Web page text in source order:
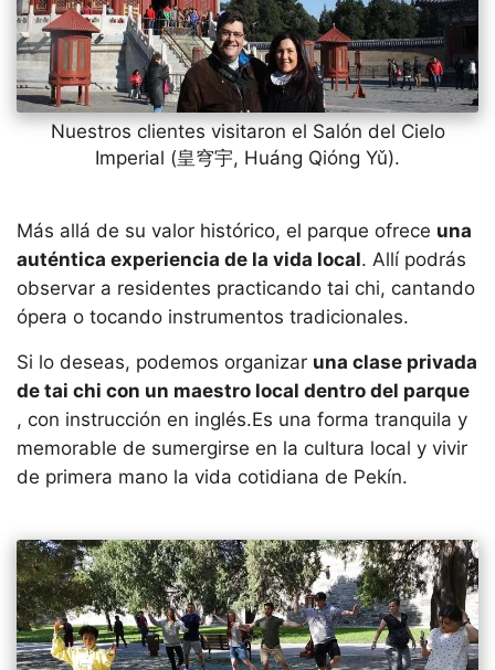
Nuestros clientes visitaron el Salón del Cielo
Imperial (皇穹宇, Huáng Qióng Yǔ).
Más allá de su valor histórico, el parque ofrece una
auténtica experiencia de la vida local. Allí podrás
observar a residentes practicando tai chi, cantando
ópera o tocando instrumentos tradicionales.
Si lo deseas, podemos organizar una clase privada
de tai chi con un maestro local dentro del parque
, con instrucción en inglés.Es una forma tranquila y
memorable de sumergirse en la cultura local y vivir
de primera mano la vida cotidiana de Pekín.